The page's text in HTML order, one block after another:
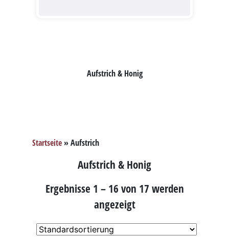
Aufstrich & Honig
Startseite »Aufstrich
Aufstrich & Honig
Ergebnisse 1 – 16 von 17 werden
angezeigt